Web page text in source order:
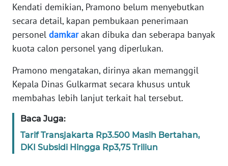
Kendati demikian, Pramono belum menyebutkan
secara detail, kapan pembukaan penerimaan
personel damkarakan dibuka dan seberapa banyak
kuota calon personel yang diperlukan.
Pramono mengatakan, dirinya akan memanggil
Kepala Dinas Gulkarmat secara khusus untuk
membahas lebih lanjut terkait hal tersebut.
Baca Juga:
Tarif Transjakarta Rp3.500 Masih Bertahan,
DKI Subsidi Hingga Rp3,75 Triliun
NTB
WN
SULTENG
WN
SULBAR
BABEL
WN